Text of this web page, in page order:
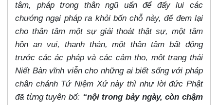
tâm, pháp trong thân ngũ uẩn để đẩy lui các
chướng ngại pháp ra khỏi bốn chỗ này, để đem lại
cho thân tâm một sự giải thoát thật sự, một tâm
hồn an vui, thanh thản, một thân tâm bất động
trước các ác pháp và các cảm thọ, một trạng thái
Niết Bàn vĩnh viễn cho những ai biết sống với pháp
chân chánh Tứ Niệm Xứ này thì như lời đức Phật
đã từng tuyên bố: “nội trong bảy ngày, còn chậm